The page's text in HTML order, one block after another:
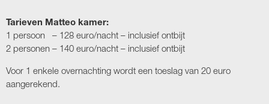
Tarieven Matteo kamer:
1 persoon – 128 euro/nacht – inclusief ontbijt
2 personen – 140 euro/nacht – inclusief ontbijt
Voor 1 enkele overnachting wordt een toeslag van 20 euro
aangerekend.